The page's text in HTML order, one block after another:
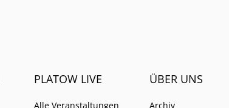
PLATOW LIVE
Alle Veranstaltungen
ÜBER UNS
Archiv